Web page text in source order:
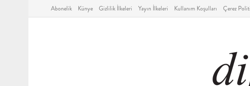
Abonelik Künye Gizlilik İlkeleri Yayın İlkeleri Kullanım Koşulları Çerez